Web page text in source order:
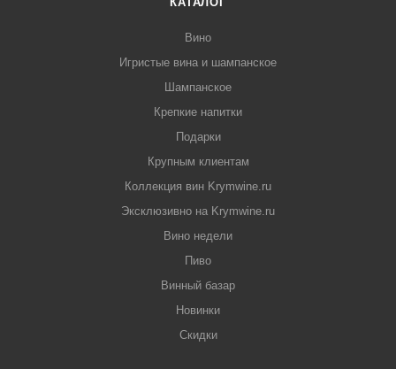
Вино
Игристые вина и шампанское
Шампанское
Крепкие напитки
Подарки
Крупным клиентам
Коллекция вин Krymwine.ru
Эксклюзивно на Krymwine.ru
Вино недели
Пиво
Винный базар
Новинки
Скидки